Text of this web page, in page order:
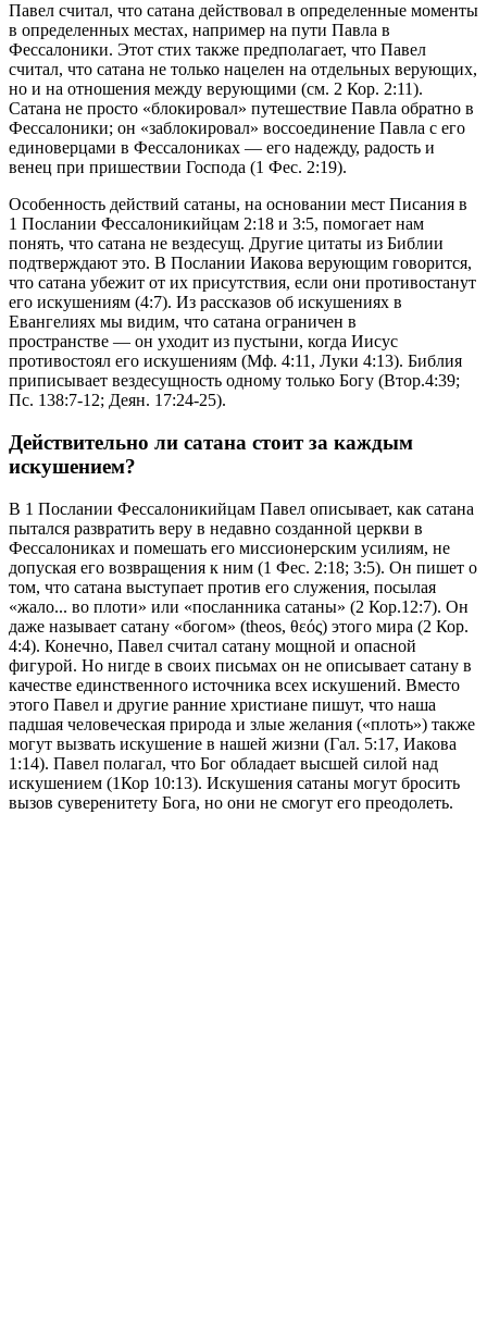
Павел считал, что сатана действовал в определенные моменты
в определенных местах, например на пути Павла в
Фессалоники. Этот стих также предполагает, что Павел
считал, что сатана не только нацелен на отдельных верующих,
но и на отношения между верующими (см. 2 Кор. 2:11).
Сатана не просто «блокировал» путешествие Павла обратно в
Фессалоники; он «заблокировал» воссоединение Павла с его
единоверцами в Фессалониках — его надежду, радость и
венец при пришествии Господа (1 Фес. 2:19).
Особенность действий сатаны, на основании мест Писания в
1 Послании Фессалоникийцам 2:18 и 3:5, помогает нам
понять, что сатана не вездесущ. Другие цитаты из Библии
подтверждают это. В Послании Иакова верующим говорится,
что сатана убежит от их присутствия, если они противостанут
его искушениям (4:7). Из рассказов об искушениях в
Евангелиях мы видим, что сатана ограничен в
пространстве — он уходит из пустыни, когда Иисус
противостоял его искушениям (Мф. 4:11, Луки 4:13). Библия
приписывает вездесущность одному только Богу (Втор.4:39;
Пс. 138:7-12; Деян. 17:24-25).
Действительно ли сатана стоит за каждым
искушением?
В 1 Послании Фессалоникийцам Павел описывает, как сатана
пытался развратить веру в недавно созданной церкви в
Фессалониках и помешать его миссионерским усилиям, не
допуская его возвращения к ним (1 Фес. 2:18; 3:5). Он пишет о
том, что сатана выступает против его служения, посылая
«жало... во плоти» или «посланника сатаны» (2 Кор.12:7). Он
даже называет сатану «богом» (theos, θεός) этого мира (2 Кор.
4:4). Конечно, Павел считал сатану мощной и опасной
фигурой. Но нигде в своих письмах он не описывает сатану в
качестве единственного источника всех искушений. Вместо
этого Павел и другие ранние христиане пишут, что наша
падшая человеческая природа и злые желания («плоть») также
могут вызвать искушение в нашей жизни (Гал. 5:17, Иакова
1:14). Павел полагал, что Бог обладает высшей силой над
искушением (1Кор 10:13). Искушения сатаны могут бросить
вызов суверенитету Бога, но они не смогут его преодолеть.